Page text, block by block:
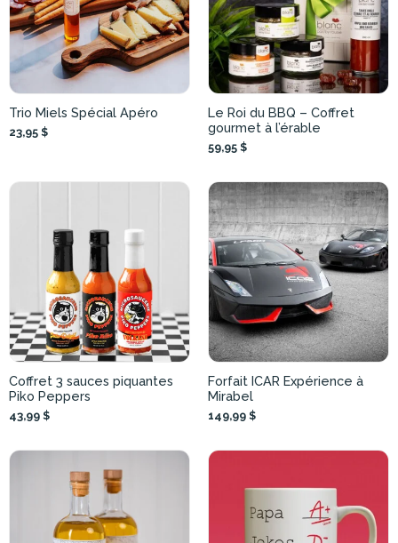
Trio Miels Spécial Apéro
23,95 $
Le Roi du BBQ – Coffret
gourmet à l’érable
59,95 $
Coffret 3 sauces piquantes
Piko Peppers
43,99 $
Forfait ICAR Expérience à
Mirabel
149,99 $